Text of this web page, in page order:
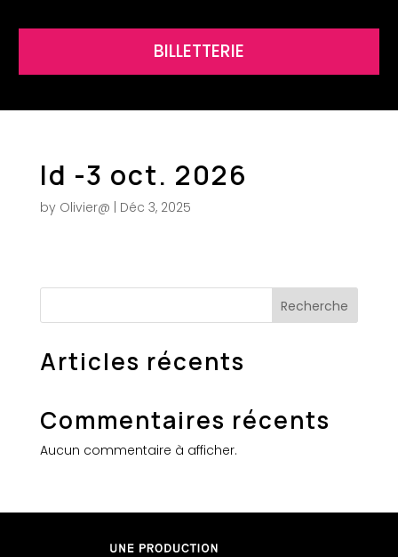
BILLETTERIE
ld -3 oct. 2026
by Olivier@ | Déc 3, 2025
Recherche
Articles récents
Commentaires récents
Aucun commentaire à afficher.